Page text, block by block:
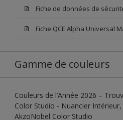
Fiche QCE Alpha Universal
Gamme de couleurs
Couleurs de l’Année 2026 –
Color Studio - Nuancier
AkzoNobel Color Studio